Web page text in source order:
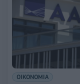
ΟΙΚΟΝΟΜΙΑ